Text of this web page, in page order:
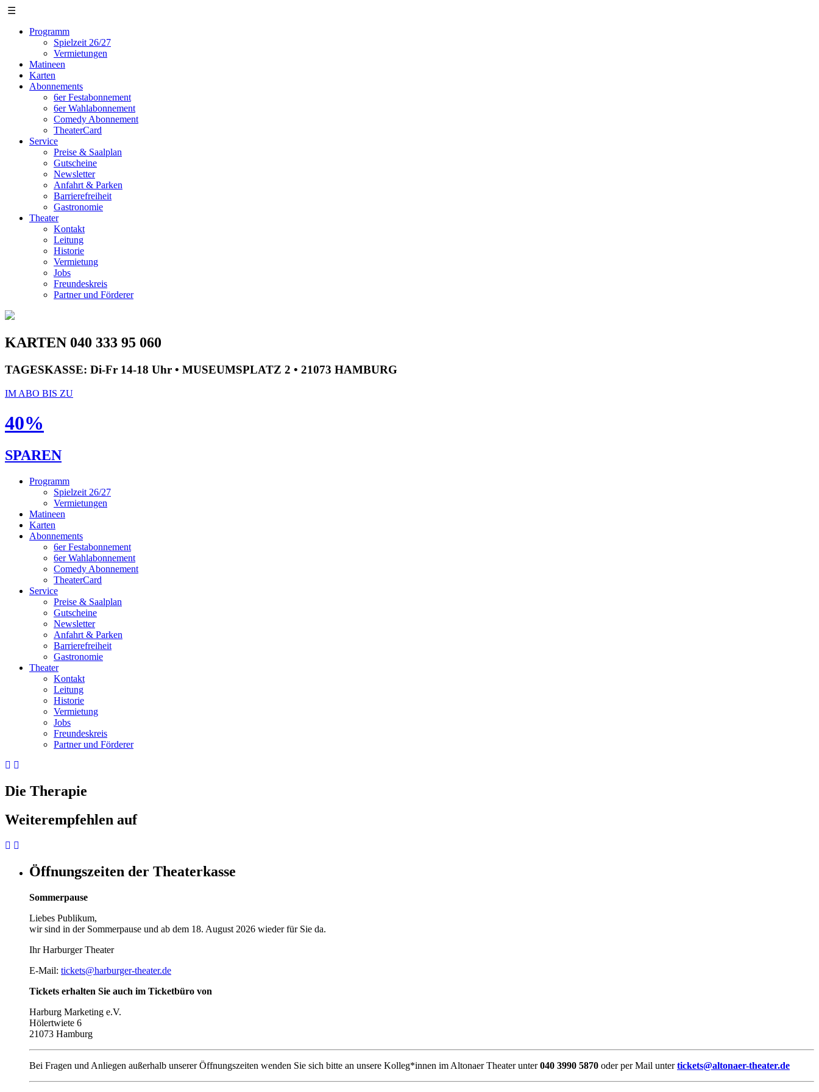
☰
Programm
Spielzeit 26/27
Vermietungen
Matineen
Karten
Abonnements
6er Festabonnement
6er Wahlabonnement
Comedy Abonnement
TheaterCard
Service
Preise & Saalplan
Gutscheine
Newsletter
Anfahrt & Parken
Barrierefreiheit
Gastronomie
Theater
Kontakt
Leitung
Historie
Vermietung
Jobs
Freundeskreis
Partner und Förderer
KARTEN 040 333 95 060
TAGESKASSE: Di-Fr 14-18 Uhr • MUSEUMSPLATZ 2 • 21073 HAMBURG
IM ABO BIS ZU
40%
SPAREN
Programm
Spielzeit 26/27
Vermietungen
Matineen
Karten
Abonnements
6er Festabonnement
6er Wahlabonnement
Comedy Abonnement
TheaterCard
Service
Preise & Saalplan
Gutscheine
Newsletter
Anfahrt & Parken
Barrierefreiheit
Gastronomie
Theater
Kontakt
Leitung
Historie
Vermietung
Jobs
Freundeskreis
Partner und Förderer
Die Therapie
Weiterempfehlen auf
Öffnungszeiten der Theaterkasse
Sommerpause
Liebes Publikum,
wir sind in der Sommerpause und ab dem 18. August 2026 wieder für Sie da.
Ihr Harburger Theater
E-Mail: tickets@harburger-theater.de
Tickets erhalten Sie auch im Ticketbüro von
Harburg Marketing e.V.
Hölertwiete 6
21073 Hamburg
Bei Fragen und Anliegen außerhalb unserer Öffnungszeiten wenden Sie sich bitte an unsere Kolleg*innen im Altonaer Theater unter040 3990 5870 oder per Mail untertickets@altonaer-theater.de